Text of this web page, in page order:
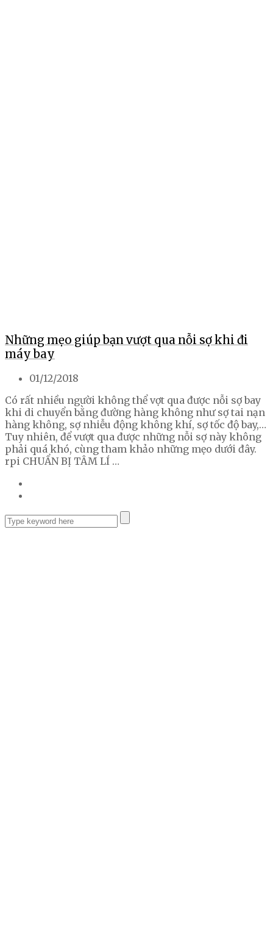
Những mẹo giúp bạn vượt qua nỗi sợ khi đi
máy bay
01/12/2018
Có rất nhiều người không thể vợt qua được nỗi sợ bay
khi di chuyển bằng đường hàng không như sợ tai nạn
hàng không, sợ nhiễu động không khí, sợ tốc độ bay,…
Tuy nhiên, để vượt qua được những nỗi sợ này không
phải quá khó, cùng tham khảo những mẹo dưới đây.
rpi CHUẨN BỊ TÂM LÍ …